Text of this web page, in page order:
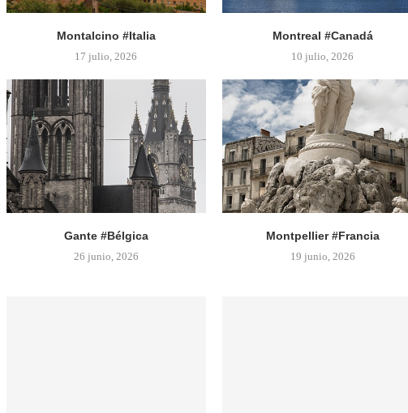
Montalcino #Italia
17 julio, 2026
Montreal #Canadá
10 julio, 2026
Gante #Bélgica
26 junio, 2026
Montpellier #Francia
19 junio, 2026